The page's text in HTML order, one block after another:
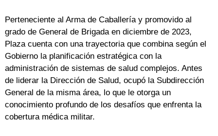
Perteneciente al Arma de Caballería y promovido al
grado de General de Brigada en diciembre de 2023,
Plaza cuenta con una trayectoria que combina según el
Gobierno la planificación estratégica con la
administración de sistemas de salud complejos. Antes
de liderar la Dirección de Salud, ocupó la Subdirección
General de la misma área, lo que le otorga un
conocimiento profundo de los desafíos que enfrenta la
cobertura médica militar.